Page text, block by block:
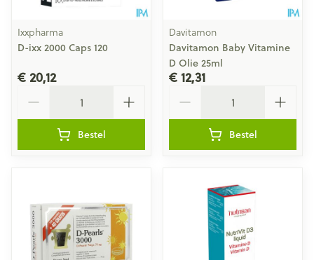
Ixxpharma
D-ixx 2000 Caps 120
€ 20,12
Bestel
Davitamon
Davitamon Baby Vitamine
D Olie 25ml
€ 12,31
Bestel